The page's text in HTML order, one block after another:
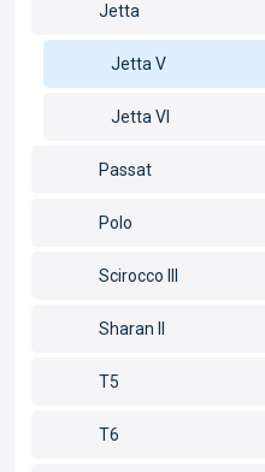
Jetta
Jetta V
Jetta VI
Passat
Polo
Scirocco III
Sharan II
T5
T6